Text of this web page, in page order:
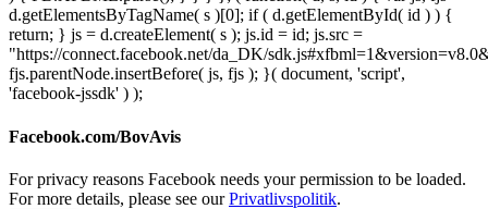
d.getElementsByTagName( s )[0]; if ( d.getElementById( id ) ) {
return; } js = d.createElement( s ); js.id = id; js.src =
"https://connect.facebook.net/da_DK/
fjs.parentNode.insertBefore( js, fjs ); }( document, 'script',
'facebook-jssdk' ) );
Facebook.com/BovAvis
For privacy reasons Facebook needs your permission to be loaded.
For more details, please see ourPrivatlivspolitik.